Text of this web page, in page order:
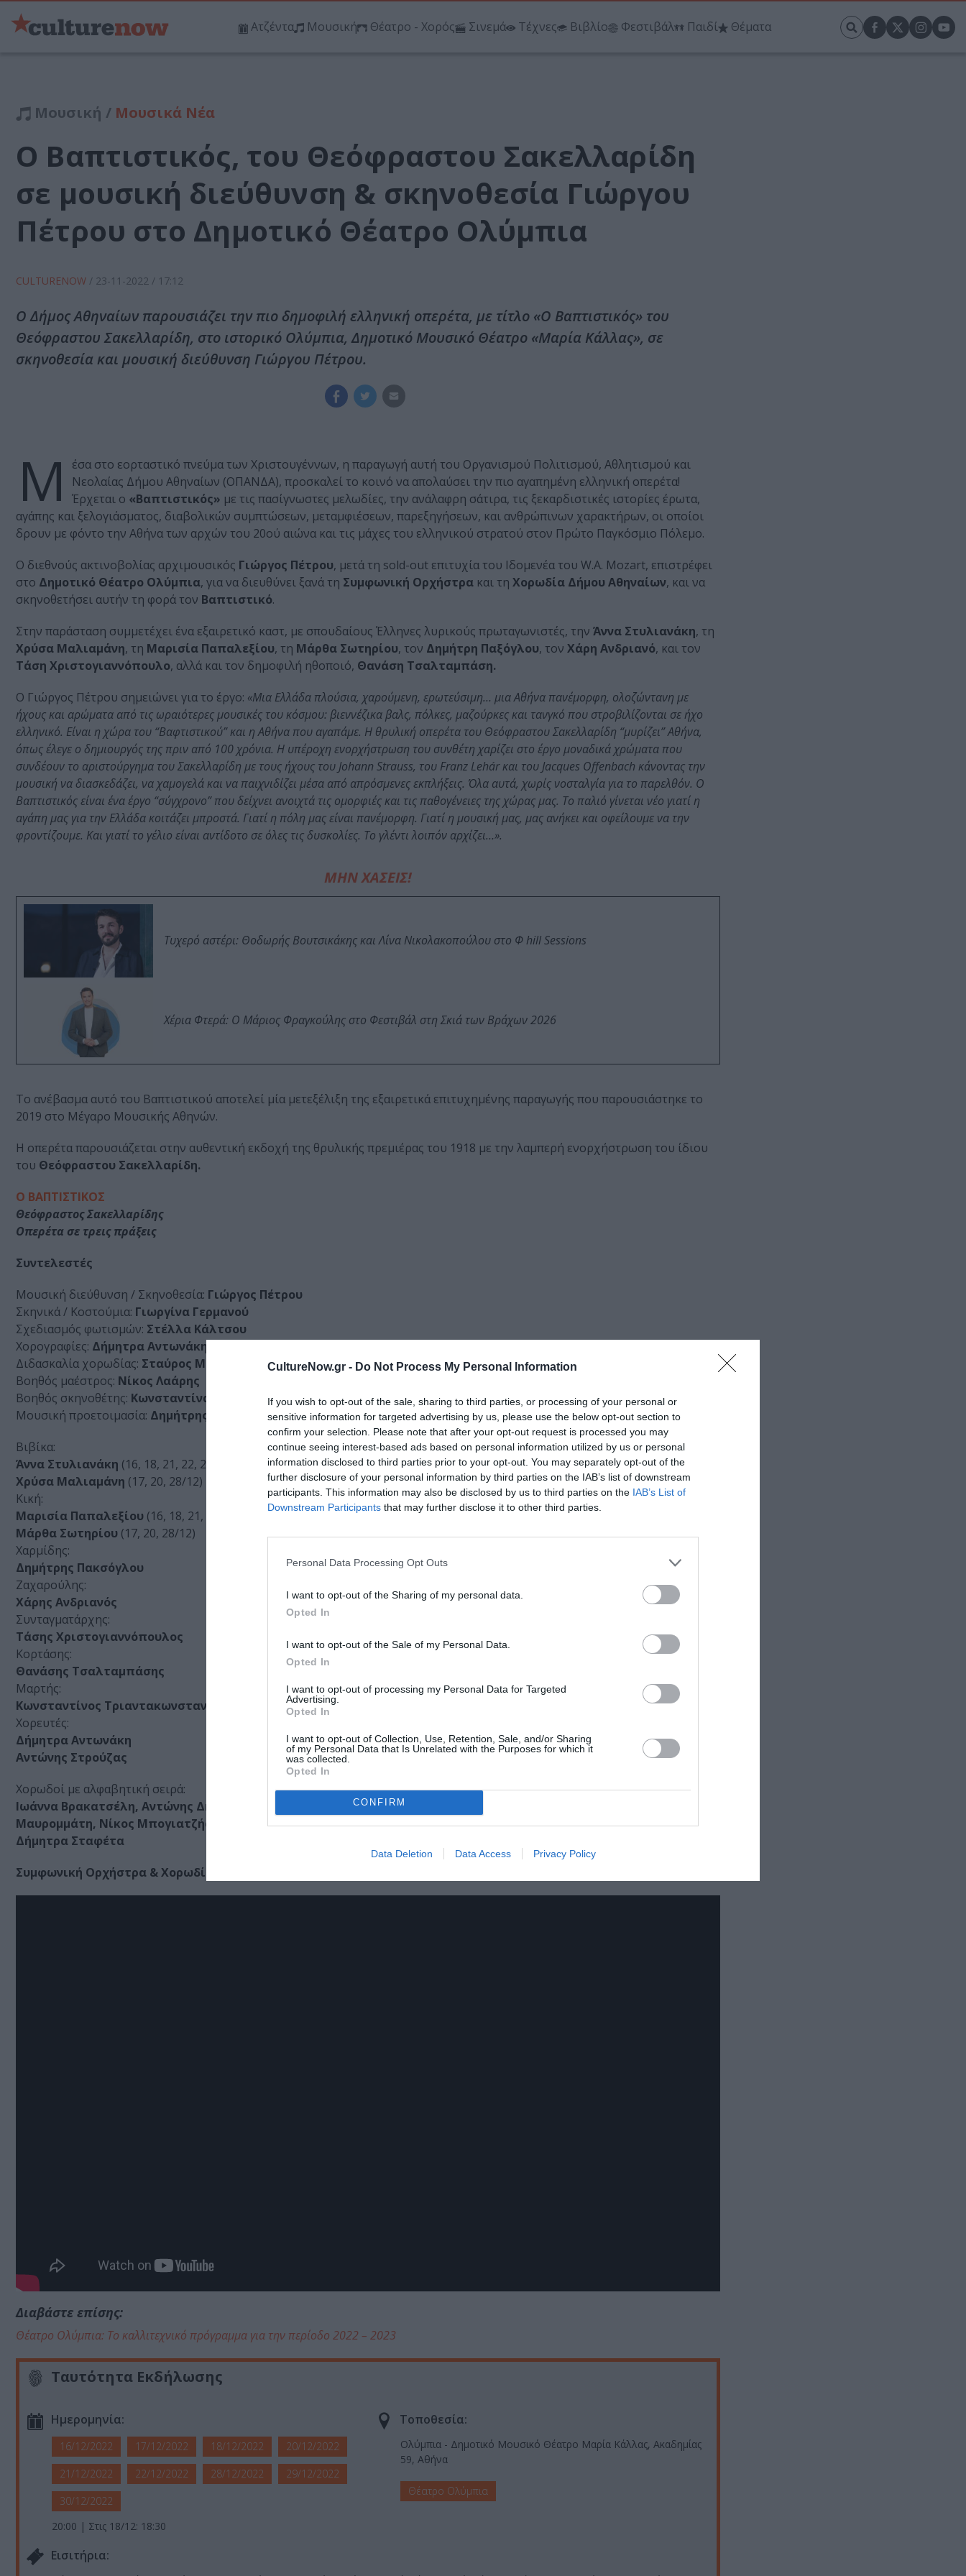
CultureNow.gr - Do Not Process My Personal Information
If you wish to opt-out of the sale, sharing to third parties, or processing of your personal or
sensitive information for targeted advertising by us, please use the below opt-out section to
confirm your selection. Please note that after your opt-out request is processed you may
continue seeing interest-based ads based on personal information utilized by us or personal
information disclosed to third parties prior to your opt-out. You may separately opt-out of the
further disclosure of your personal information by third parties on the IAB’s list of downstream
participants. This information may also be disclosed by us to third parties on the IAB’s List of
Downstream Participants that may further disclose it to other third parties.
Personal Data Processing Opt Outs
I want to opt-out of the Sharing of my personal data.
Opted In
I want to opt-out of the Sale of my Personal Data.
Opted In
I want to opt-out of processing my Personal Data for Targeted
Advertising.
Opted In
I want to opt-out of Collection, Use, Retention, Sale, and/or Sharing
of my Personal Data that Is Unrelated with the Purposes for which it
was collected.
Opted In
CONFIRM
Data Deletion Data Access Privacy Policy
Ατζέντα Μουσική Θέατρο - Χορός Σινεμά Τέχνες Βιβλίο Φεστιβάλ Παιδί Θέματα
Μουσική / Μουσικά Νέα
Ο Βαπτιστικός, του Θεόφραστου Σακελλαρίδη
σε μουσική διεύθυνση & σκηνοθεσία Γιώργου
Πέτρου στο Δημοτικό Θέατρο Ολύμπια
CULTURENOW / 23-11-2022 / 17:12
Ο Δήμος Αθηναίων παρουσιάζει την πιο δημοφιλή ελληνική οπερέτα, με τίτλο «Ο Βαπτιστικός» του
Θεόφραστου Σακελλαρίδη, στο ιστορικό Ολύμπια, Δημοτικό Μουσικό Θέατρο «Μαρία Κάλλας», σε
σκηνοθεσία και μουσική διεύθυνση Γιώργου Πέτρου.
Μ
έσα στο εορταστικό πνεύμα των Χριστουγέννων, η παραγωγή αυτή του Oργανισμού Πολιτισμού, Αθλητισμού και
Νεολαίας Δήμου Αθηναίων (ΟΠΑΝΔΑ), προσκαλεί το κοινό να απολαύσει την πιο αγαπημένη ελληνική οπερέτα!
Έρχεται ο «Βαπτιστικός» με τις πασίγνωστες μελωδίες, την ανάλαφρη σάτιρα, τις ξεκαρδιστικές ιστορίες έρωτα,
αγάπης και ξελογιάσματος, διαβολικών συμπτώσεων, μεταμφιέσεων, παρεξηγήσεων, και ανθρώπινων χαρακτήρων, οι οποίοι
δρουν με φόντο την Αθήνα των αρχών του 20ού αιώνα και τις μάχες του ελληνικού στρατού στον Πρώτο Παγκόσμιο Πόλεμο.
Ο διεθνούς ακτινοβολίας αρχιμουσικός Γιώργος Πέτρου, μετά τη sold-out επιτυχία του Ιδομενέα του W.A. Mozart, επιστρέφει
στο Δημοτικό Θέατρο Ολύμπια, για να διευθύνει ξανά τη Συμφωνική Ορχήστρα και τη Χορωδία Δήμου Αθηναίων, και να
σκηνοθετήσει αυτήν τη φορά τον Βαπτιστικό.
Στην παράσταση συμμετέχει ένα εξαιρετικό καστ, με σπουδαίους Έλληνες λυρικούς πρωταγωνιστές, την Άννα Στυλιανάκη, τη
Χρύσα Μαλιαμάνη, τη Μαρισία Παπαλεξίου, τη Μάρθα Σωτηρίου, τον Δημήτρη Παξόγλου, τον Χάρη Ανδριανό, και τον
Τάση Χριστογιαννόπουλο, αλλά και τον δημοφιλή ηθοποιό, Θανάση Τσαλταμπάση.
Ο Γιώργος Πέτρου σημειώνει για το έργο: «Μια Ελλάδα πλούσια, χαρούμενη, ερωτεύσιμη… μια Αθήνα πανέμορφη, ολοζώντανη με
ήχους και αρώματα από τις ωραιότερες μουσικές του κόσμου: βιεννέζικα βαλς, πόλκες, μαζούρκες και τανγκό που στροβιλίζονται σε ήχο
ελληνικό. Είναι η χώρα του “Βαφτιστικού” και η Αθήνα που αγαπάμε. Η θρυλική οπερέτα του Θεόφραστου Σακελλαρίδη “μυρίζει” Αθήνα,
όπως έλεγε ο δημιουργός της πριν από 100 χρόνια. Η υπέροχη ενορχήστρωση του συνθέτη χαρίζει στο έργο μοναδικά χρώματα που
συνδέουν το αριστούργημα του Σακελλαρίδη με τους ήχους του Johann Strauss, του Franz Lehár και του Jacques Offenbach κάνοντας την
μουσική να διασκεδάζει, να χαμογελά και να παιχνιδίζει μέσα από απρόσμενες εκπλήξεις. Όλα αυτά, χωρίς νοσταλγία για το παρελθόν. Ο
Βαπτιστικός είναι ένα έργο “σύγχρονο” που δείχνει ανοιχτά τις ομορφιές και τις παθογένειες της χώρας μας. Το παλιό γίνεται νέο γιατί η
αγάπη μας για την Ελλάδα κοιτάζει μπροστά. Γιατί η πόλη μας είναι πανέμορφη. Γιατί η μουσική μας, μας ανήκει και οφείλουμε να την
φροντίζουμε. Και γιατί το γέλιο είναι αντίδοτο σε όλες τις δυσκολίες. Το γλέντι λοιπόν αρχίζει…».
ΜΗΝ ΧΑΣΕΙΣ!
Τυχερό αστέρι: Θοδωρής Βουτσικάκης και Λίνα Νικολακοπούλου στο Φ hill Sessions
Χέρια Φτερά: Ο Μάριος Φραγκούλης στο Φεστιβάλ στη Σκιά των Βράχων 2026
Το ανέβασμα αυτό του Βαπτιστικού αποτελεί μία μετεξέλιξη της εξαιρετικά επιτυχημένης παραγωγής που παρουσιάστηκε το
2019 στο Μέγαρο Μουσικής Αθηνών.
Η οπερέτα παρουσιάζεται στην αυθεντική εκδοχή της θρυλικής πρεμιέρας του 1918 με την λαμπερή ενορχήστρωση του ίδιου
του Θεόφραστου Σακελλαρίδη.
Ο ΒΑΠΤΙΣΤΙΚΟΣ
Θεόφραστος Σακελλαρίδης
Οπερέτα σε τρεις πράξεις
Συντελεστές
Μουσική διεύθυνση / Σκηνοθεσία: Γιώργος Πέτρου
Σκηνικά / Κοστούμια: Γιωργίνα Γερμανού
Σχεδιασμός φωτισμών: Στέλλα Κάλτσου
Χορογραφίες: Δήμητρα Αντωνάκη
Διδασκαλία χορωδίας: Σταύρος Μπερής
Βοηθός μαέστρος: Νίκος Λαάρης
Βοηθός σκηνοθέτης: Κωνσταντίνα Ψωμά
Μουσική προετοιμασία: Δημήτρης Γιάκας
Βιβίκα:
Άννα Στυλιανάκη (16, 18, 21, 22, 29/12)
Χρύσα Μαλιαμάνη (17, 20, 28/12)
Κική:
Μαρισία Παπαλεξίου (16, 18, 21, 22, 29/12)
Μάρθα Σωτηρίου (17, 20, 28/12)
Χαρμίδης:
Δημήτρης Πακσόγλου
Ζαχαρούλης:
Χάρης Ανδριανός
Συνταγματάρχης:
Τάσης Χριστογιαννόπουλος
Κορτάσης:
Θανάσης Τσαλταμπάσης
Μαρτής:
Κωνσταντίνος Τριαντακωνσταντής
Χορευτές:
Δήμητρα Αντωνάκη
Αντώνης Στρούζας
Χορωδοί με αλφαβητική σειρά:
Ιωάννα Βρακατσέλη, Αντώνης Δήμου, Σταύρος Ζουλιάτης, Σοφία Καρβουνά, Γιάννης Μανιατόπουλος, Μαρία
Μαυρομμάτη, Νίκος Μπογιατζής, Κάνδια Μπουζιώτη, Γιώργος Μωραΐτης, Σταμάτης Πακάκης, Δέσποινα Ρεβίθη,
Δήμητρα Σταφέτα
Συμφωνική Ορχήστρα & Χορωδία Δήμου Αθηναίων
Διαβάστε επίσης:
Θέατρο Ολύμπια: Το καλλιτεχνικό πρόγραμμα για την περίοδο 2022 – 2023
Ταυτότητα Εκδήλωσης
Ημερομηνία:
16/12/2022 17/12/2022 18/12/2022
20/12/2022
21/12/2022
22/12/2022 28/12/2022
29/12/2022
30/12/2022
20:00 | Στις 18/12: 18:30
Τοποθεσία:
Ολύμπια - Δημοτικό Μουσικό Θέατρο Μαρία Κάλλας, Ακαδημίας
59, Αθήνα
Θέατρο Ολύμπια
Eισιτήρια: